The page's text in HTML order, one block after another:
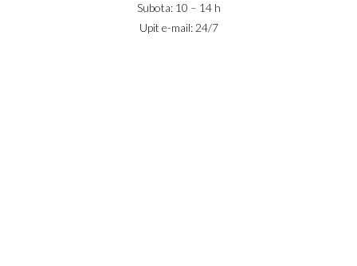
Subota: 10 – 14 h
Upit e-mail: 24/7